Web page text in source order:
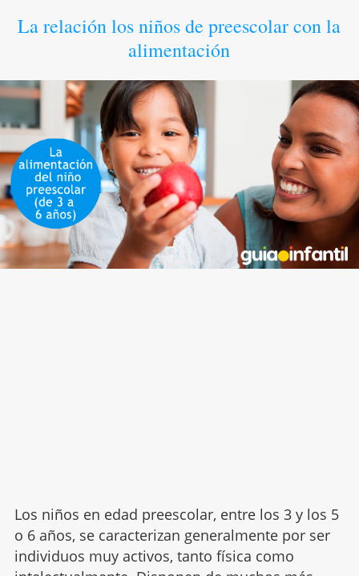
La relación los niños de preescolar con la
alimentación
Los niños en edad preescolar, entre los 3 y los 5
o 6 años, se caracterizan generalmente por ser
individuos muy activos, tanto física como